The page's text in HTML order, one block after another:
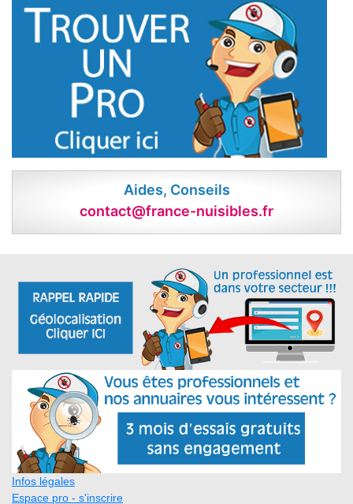
Aides, Conseils
contact@france-nuisibles.fr
Infos légales
Espace pro - s'inscrire